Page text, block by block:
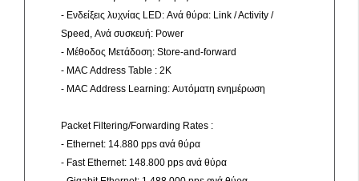
- Ενδείξεις λυχνίας LED: Ανά θύρα: Link / Activity /
Speed, Ανά συσκευή: Power
- Μέθοδος Μετάδοση: Store-and-forward
- MAC Address Table : 2K
- MAC Address Learning: Αυτόματη ενημέρωση
Packet Filtering/Forwarding Rates :
- Ethernet: 14.880 pps ανά θύρα
- Fast Ethernet: 148.800 pps ανά θύρα